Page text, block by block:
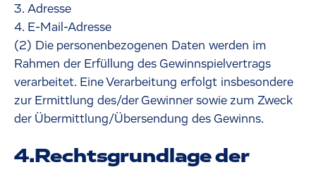
Adresse
E-Mail-Adresse
(2) Die personenbezogenen Daten werden im
Rahmen der Erfüllung des Gewinnspielvertrags
verarbeitet. Eine Verarbeitung erfolgt insbesondere
zur Ermittlung des/der Gewinner sowie zum Zweck
der Übermittlung/Übersendung des Gewinns.
4.Rechtsgrundlage der